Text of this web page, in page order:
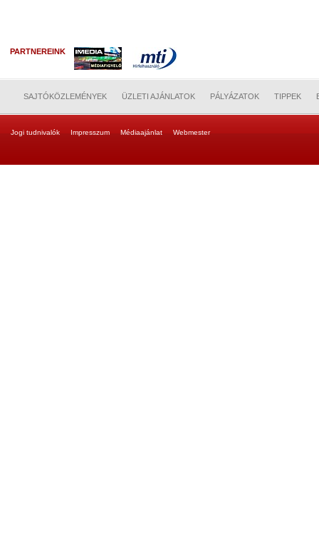
PARTNEREINK
SAJTÓKÖZLEMÉNYEK ÜZLETI AJÁNLATOK PÁLYÁZATOK TIPPEK
Jogi tudnivalók Impresszum Médiaajánlat Webmester